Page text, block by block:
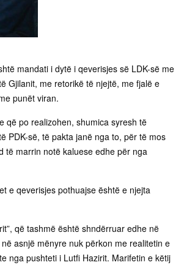
mandati i dytë i qeverisjes së LDK-së me
Gjilanit, me retorikë të njejtë, me fjalë e
punët viran.
që po realizohen, shumica syresh të
PDK-së, të pakta janë nga to, për të mos
të marrin notë kaluese edhe për nga
e qeverisjes pothuajse është e njejta
që tashmë është shndërruar edhe në
asnjë mënyre nuk përkon me realitetin e
nga pushteti i Lutfi Hazirit. Marifetin e këtij